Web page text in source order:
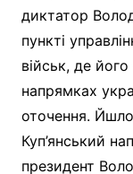
диктатор
пункті
військ, де
напрямках
оточення.
Куп’янський
президент